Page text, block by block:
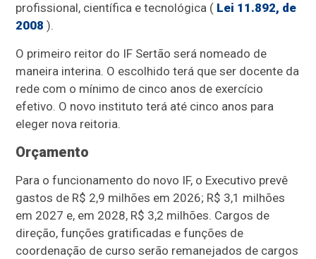
profissional, científica e tecnológica ( Lei 11.892, de
2008 ).
O primeiro reitor do IF Sertão será nomeado de
maneira interina. O escolhido terá que ser docente da
rede com o mínimo de cinco anos de exercício
efetivo. O novo instituto terá até cinco anos para
eleger nova reitoria.
Orçamento
Para o funcionamento do novo IF, o Executivo prevê
gastos de R$ 2,9 milhões em 2026; R$ 3,1 milhões
em 2027 e, em 2028, R$ 3,2 milhões. Cargos de
direção, funções gratificadas e funções de
coordenação de curso serão remanejados de cargos